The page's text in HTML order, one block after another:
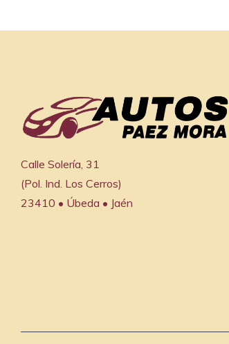
Calle Solería, 31
(Pol. Ind. Los Cerros)
23410 • Úbeda • Jaén